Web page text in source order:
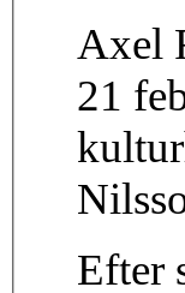
Axel
21
Efter